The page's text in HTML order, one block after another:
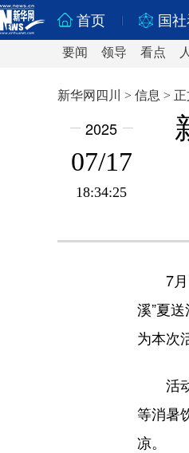
首页 国社
要闻 领导 看点
新华网四川 > 信息 > 正
2025
07/17
18:34:25
7
溪”夏
为本次
活
等消暑
凉。